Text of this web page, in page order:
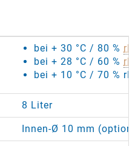
bei + 30 °C / 80 % rF
bei + 28 °C / 60 % rF
bei + 10 °C / 70 %
8 Liter
Innen-Ø 10 mm